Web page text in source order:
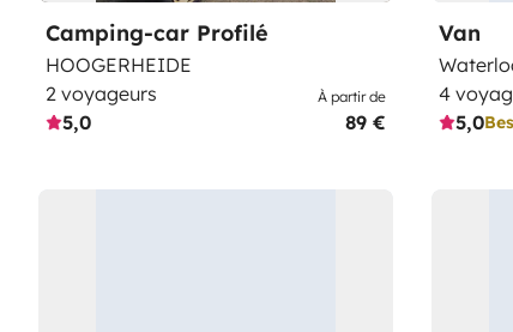
Camping-car Profilé
HOOGERHEIDE
2 voyageurs
5,0
À partir de
89 €
Van
4
5,0